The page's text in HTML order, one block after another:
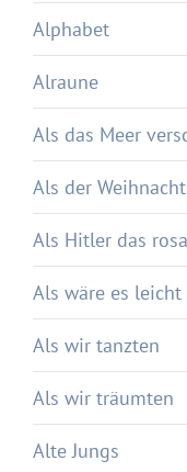
Alphabet
Alraune
Als das Meer
Als der
Als Hitler das
Als wäre es leicht
Als wir tanzten
Als wir träumten
Alte Jungs